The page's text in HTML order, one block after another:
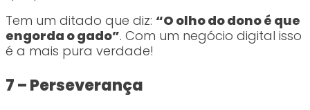
Tem um ditado que diz: “O olho do dono é que
engorda o gado”. Com um negócio digital isso
é a mais pura verdade!
7 – Perseverança